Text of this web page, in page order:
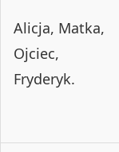
Alicja, Matka,
Ojciec,
Fryderyk.